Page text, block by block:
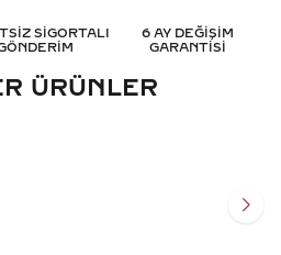
SİGORTALI
6 AY DEĞİŞİM
GARANTİSİ
ÜRÜNLER